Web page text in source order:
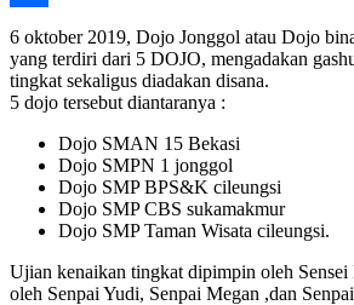
Share
6 oktober 2019, Dojo Jonggol atau Dojo
yang terdiri dari 5 DOJO, mengadakan
tingkat sekaligus diadakan disana.
5 dojo tersebut diantaranya :
Dojo SMAN 15 Bekasi
Dojo SMPN 1 jonggol
Dojo SMP BPS&K cileungsi
Dojo SMP CBS sukamakmur
Dojo SMP Taman Wisata cileungsi.
Ujian kenaikan tingkat dipimpin oleh
oleh Senpai Yudi, Senpai Megan ,dan